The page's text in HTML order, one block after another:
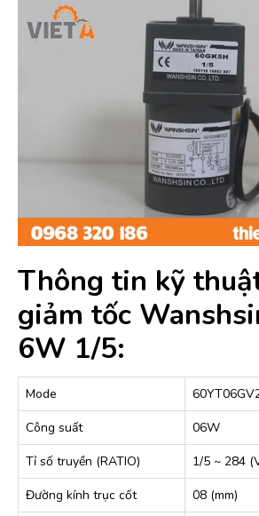
Thông tin kỹ
giảm tốc
6W 1/5:
Mode
Công suất
06W
Tỉ số truyền (RATIO)
1/5 ~ 284
Đường kính trục cốt
08 (mm)